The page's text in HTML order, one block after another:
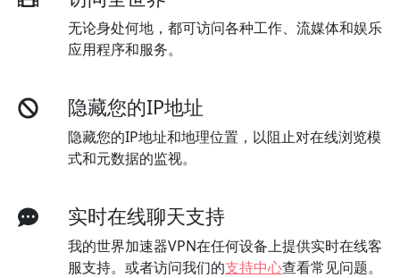
无论身处何地，都可访问各种工作、流媒体和娱乐
应用程序和服务。
隐藏您的IP地址
隐藏您的IP地址和地理位置，以阻止对在线浏览模
式和元数据的监视。
实时在线聊天支持
我的世界加速器VPN在任何设备上提供实时在线客
服支持。或者访问我们的支持中心查看常见问题。